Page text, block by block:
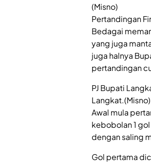
(Misno)
Pertandingan
Bedagai
yang juga
juga halnya
pertandingan
PJ Bupati
Langkat.(Misno)
Awal mula
kebobolan 1
dengan saling
Gol pertama